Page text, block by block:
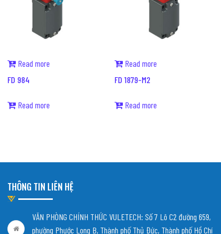
Read more
FD 984
Read more
Read more
FD 1879-M2
Read more
THÔNG TIN LIÊN HỆ
VĂN PHÒNG CHÍNH THỨC VULETECH: Số 7 Lô C2 đường 659,
phường Phước Long B, Thành phố Thủ Đức, Thành phố Hồ Chí